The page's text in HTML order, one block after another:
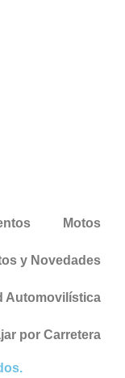
Motos
y Novedades
Automovilística
por Carretera